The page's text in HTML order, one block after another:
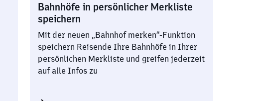
Bahnhöfe in persönlicher Merkliste
speichern
Mit der neuen „Bahnhof merken“-Funktion
speichern Reisende Ihre Bahnhöfe in Ihrer
persönlichen Merkliste und greifen jederzeit
auf alle Infos zu